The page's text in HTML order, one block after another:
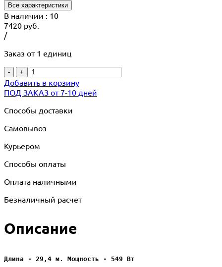
Все характеристики
В наличии : 10
7420 руб.
/
Заказ от 1 единиц
- +
Добавить в корзину
ПОД ЗАКАЗ от 7-10 дней
Способы доставки
Самовывоз
Курьером
Способы оплаты
Оплата наличными
Безналичный расчет
Описание
Длина - 29,4 м. Мощность - 549 Вт